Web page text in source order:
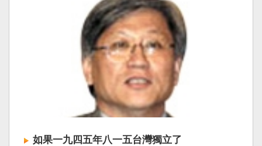
如果一九四五年八一五台灣獨立了